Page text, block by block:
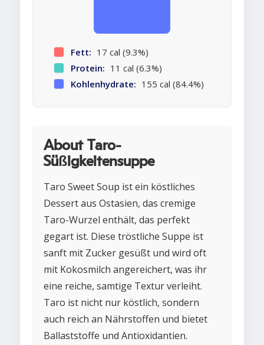
Fett: 17 cal (9.3%)
Protein: 11 cal (6.3%)
Kohlenhydrate: 155 cal (84.4%)
About Taro-
Süßigkeitensuppe
Taro Sweet Soup ist ein köstliches
Dessert aus Ostasien, das cremige
Taro-Wurzel enthält, das perfekt
gegart ist. Diese tröstliche Suppe ist
sanft mit Zucker gesüßt und wird oft
mit Kokosmilch angereichert, was ihr
eine reiche, samtige Textur verleiht.
Taro ist nicht nur köstlich, sondern
auch reich an Nährstoffen und bietet
Ballaststoffe und Antioxidantien.